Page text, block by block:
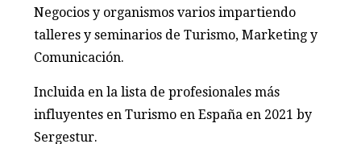
Negocios y organismos varios impartiendo
talleres y seminarios de Turismo, Marketing y
Comunicación.
Incluida en la lista de profesionales más
influyentes en Turismo en España en 2021 by
Sergestur.